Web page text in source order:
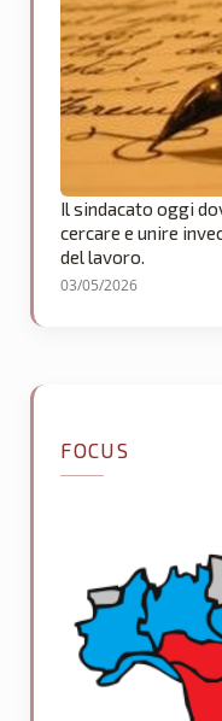
Il sindacato oggi
cercare e unire
del lavoro.
03/05/2026
FOCUS